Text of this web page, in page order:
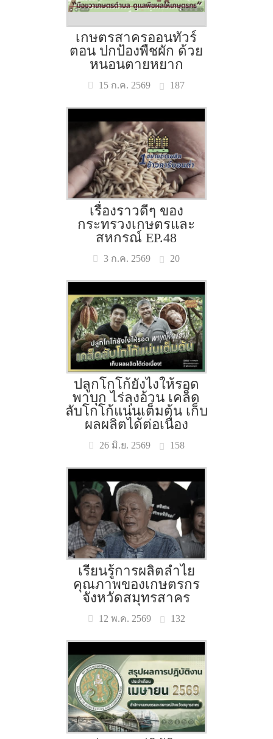
เกษตรสาครออนทัวร์
ตอน ปกป้องพืชผัก ด้วย
หนอนตายหยาก
15 ก.ค. 2569 187
เรื่องราวดีๆ ของ
กระทรวงเกษตรและ
สหกรณ์ EP.48
3 ก.ค. 2569 20
ปลูกโกโก้ยังไงให้รอด
พาบุก ไร่ลุงอ้วน เคล็ด
ลับโกโก้แน่นเต็มต้น เก็บ
ผลผลิตได้ต่อเนื่อง
26 มิ.ย. 2569 158
เรียนรู้การผลิตลำไย
คุณภาพของเกษตรกร
จังหวัดสมุทรสาคร
12 พ.ค. 2569 132